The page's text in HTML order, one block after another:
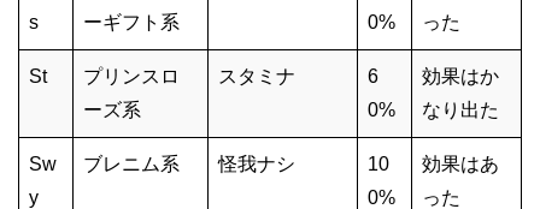
s
ーギフト系
0%
った
St
プリンスロ
ーズ系
スタミナ
6
0%
効果はか
なり出た
Sw
y
ブレニム系 怪我ナシ
10
0%
効果はあ
った